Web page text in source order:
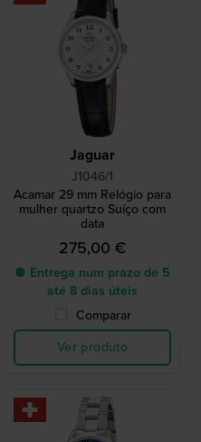
Jaguar
J1046/1
Acamar 29 mm Relógio para
mulher quartzo Suíço com
data
275,00 €
● Entrega num prazo de 5
até 8 dias úteis
Comparar
Ver produto